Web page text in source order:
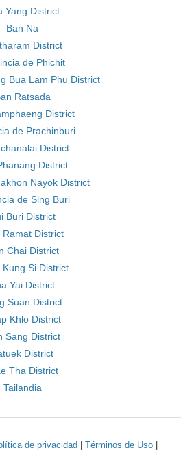
Yang District
Ban Na
District
de Phichit
Bua Lam Phu District
Ratsada
District
de Prachinburi
District
District
Nayok District
de Sing Buri
Buri District
Ramat District
Chai District
Kung Si District
Yai District
Suan District
Khlo District
Sang District
District
Tha District
Tailandia
de privacidad Términos de Uso|